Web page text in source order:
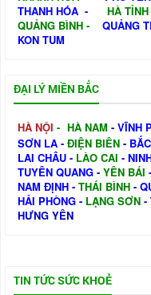
THANH HÓA - HÀ TỈNH
QUẢNG BÌNH - QUẢNG
KON TUM
ĐẠI LÝ MIỀN BẮC
HÀ NỘI - HÀ NAM - VĨNH
SƠN LA - ĐIỆN BIÊN -
LAI CHÂU - LÀO CAI -
TUYÊN QUANG - YÊN BÁI -
NAM ĐỊNH - THÁI BÌNH -
HẢI PHÒNG - LẠNG SƠN -
HƯNG YÊN
TIN TỨC SỨC KHOẺ